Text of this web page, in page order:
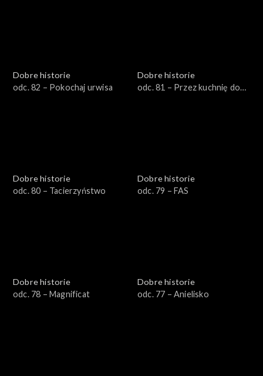
Dobre historie
odc. 82 – Pokochaj urwisa
Dobre historie
odc. 81 – Przez kuchnię do
Dobre historie
odc. 80 – Tacierzyństwo
Dobre historie
odc. 79 – FAS
Dobre historie
odc. 78 – Magnificat
Dobre historie
odc. 77 – Anielisko